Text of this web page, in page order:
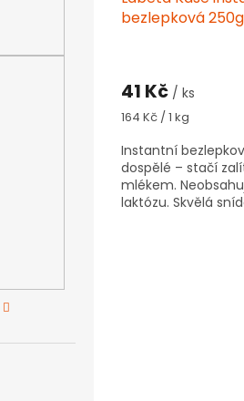
bezlepková 250g
41 Kč / ks
Měrná
164 Kč / 1 kg
Instantní
dospělé – stačí
mlékem.
laktózu. Skvělá